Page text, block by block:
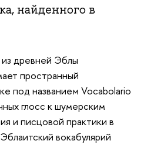
найденного в
древней Эблы
пространный
под названием Vocabolario
глосс к шумерским
и писцовой практики в
вокабулярий